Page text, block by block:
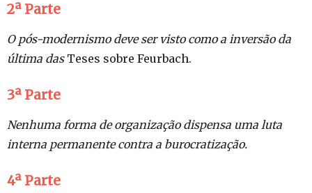
2ª Parte
O pós-modernismo deve ser visto como a inversão da
última dasTeses sobre Feurbach.
3ª Parte
Nenhuma forma de organização dispensa uma luta
interna permanente contra a burocratização.
4ª Parte